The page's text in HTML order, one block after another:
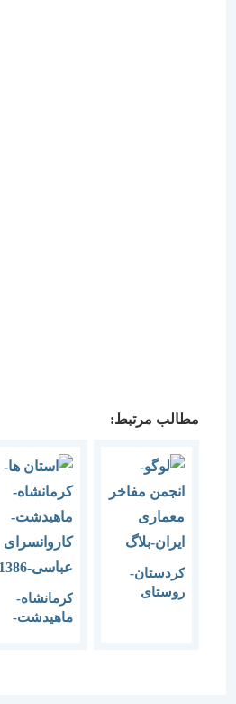
مطالب مرتبط:
کردستان-
روستای
کرمانشاه-
ماهیدشت-